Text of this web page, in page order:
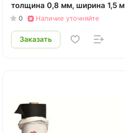
толщина 0,8 мм, ширина 1,5 м
0 Наличие уточняйте
Заказать